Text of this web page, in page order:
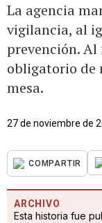
La agencia
vigilancia, al
prevención. Al
obligatorio de
mesa.
27 de noviembre de
COMPARTIR
ARCHIVO
Esta historia fue